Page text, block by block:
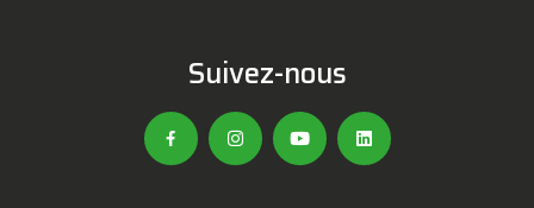
Suivez-nous